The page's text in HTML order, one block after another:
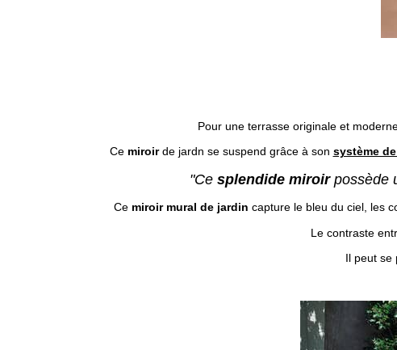
Pour une terrasse originale et
Ce miroirde jardn se suspend grâce à son système
"Ce splendide miroirpossède
Ce miroir mural de jardin capture le bleu du ciel, les
Le contraste
Il peut se